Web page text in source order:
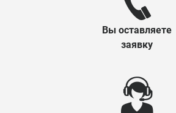
Вы оставляете
заявку